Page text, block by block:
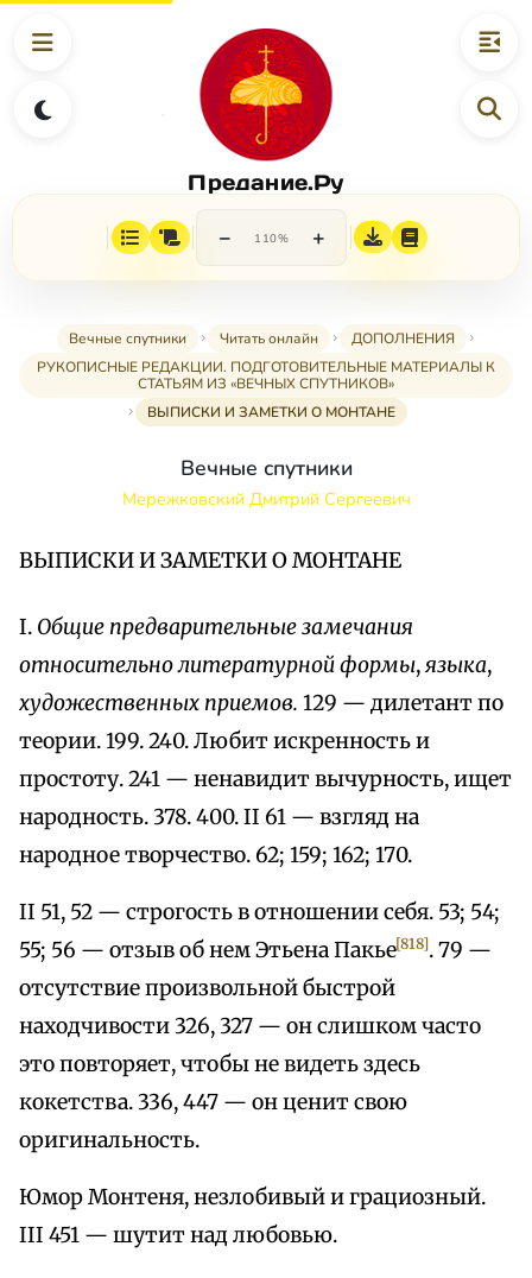
Предание.Ру
− 110% +
Вечные спутники Читать онлайн
ДОПОЛНЕНИЯ
РУКОПИСНЫЕ РЕДАКЦИИ. ПОДГОТОВИТЕЛЬНЫЕ МАТЕРИАЛЫ К
СТАТЬЯМ ИЗ «ВЕЧНЫХ СПУТНИКОВ»
ВЫПИСКИ И ЗАМЕТКИ О МОНТАНЕ
Вечные спутники
Мережковский Дмитрий Сергеевич
ВЫПИСКИ И ЗАМЕТКИ О МОНТАНЕ
I. Общие предварительные замечания
относительно литературной формы,языка,
художественных приемов. 129 — дилетант по
теории. 199. 240. Любит искренность и
простоту. 241 — ненавидит вычурность, ищет
народность. 378. 400. II 61 — взгляд на
народное творчество. 62; 159; 162; 170.
II 51, 52 — строгость в отношении себя. 53; 54;
55; 56 — отзыв об нем Этьена Пакье[818]. 79 —
отсутствие произвольной быстрой
находчивости 326, 327 — он слишком часто
это повторяет, чтобы не видеть здесь
кокетства. 336, 447 — он ценит свою
оригинальность.
Юмор Монтеня, незлобивый и грациозный.
III 451 — шутит над любовью.